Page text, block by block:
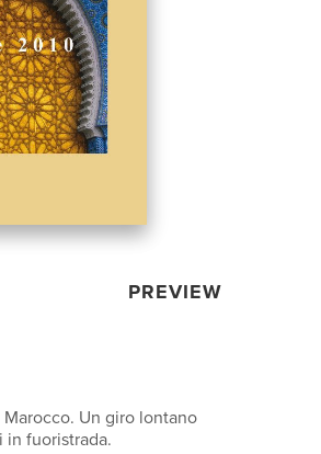
PREVIEW
Un giro lontano
fuoristrada.